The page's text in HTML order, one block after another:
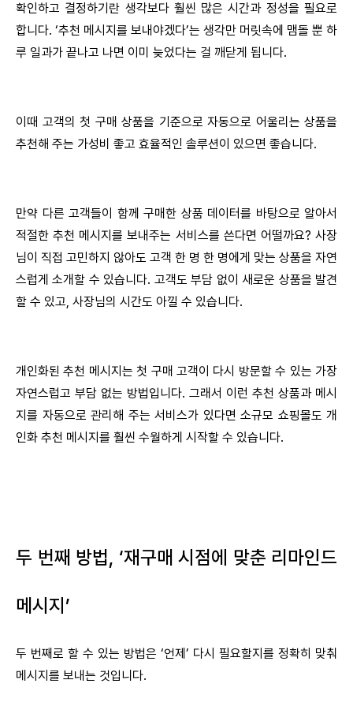
확인하고 결정하기란 생각보다 훨씬 많은 시간과 정성을 필요로
합니다. ‘추천 메시지를 보내야겠다’는 생각만 머릿속에 맴돌 뿐 하
루 일과가 끝나고 나면 이미 늦었다는 걸 깨닫게 됩니다.
이때 고객의 첫 구매 상품을 기준으로 자동으로 어울리는 상품을
추천해 주는 가성비 좋고 효율적인 솔루션이 있으면 좋습니다.
만약 다른 고객들이 함께 구매한 상품 데이터를 바탕으로 알아서
적절한 추천 메시지를 보내주는 서비스를 쓴다면 어떨까요? 사장
님이 직접 고민하지 않아도 고객 한 명 한 명에게 맞는 상품을 자연
스럽게 소개할 수 있습니다. 고객도 부담 없이 새로운 상품을 발견
할 수 있고, 사장님의 시간도 아낄 수 있습니다.
개인화된 추천 메시지는 첫 구매 고객이 다시 방문할 수 있는 가장
자연스럽고 부담 없는 방법입니다. 그래서 이런 추천 상품과 메시
지를 자동으로 관리해 주는 서비스가 있다면 소규모 쇼핑몰도 개
인화 추천 메시지를 훨씬 수월하게 시작할 수 있습니다.
두 번째 방법, ‘재구매 시점에 맞춘 리마인드
메시지’
두 번째로 할 수 있는 방법은 ‘언제’ 다시 필요할지를 정확히 맞춰
메시지를 보내는 것입니다.